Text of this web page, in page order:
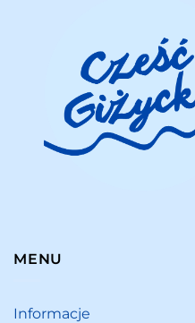
MENU
Informacje